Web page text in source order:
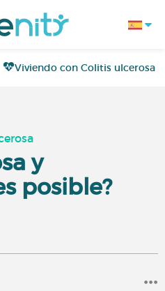
Viviendo con Colitis ulcerosa
y
posible?